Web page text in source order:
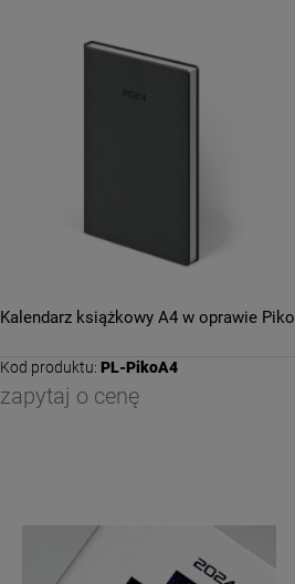
Kalendarz książkowy A4 w oprawie Piko
Kod produktu: PL-PikoA4
zapytaj o cenę